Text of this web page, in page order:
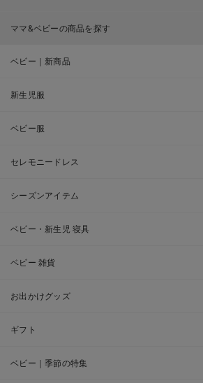
ママ&ベビーの商品を探す
ベビー｜新商品
新生児服
ベビー服
セレモニードレス
シーズンアイテム
ベビー・新生児 寝具
ベビー 雑貨
お出かけグッズ
ギフト
ベビー｜季節の特集